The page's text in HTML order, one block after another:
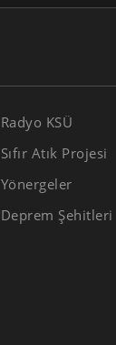
Radyo KSÜ
Sıfır Atık Projesi
Yönergeler
Deprem Şehitleri